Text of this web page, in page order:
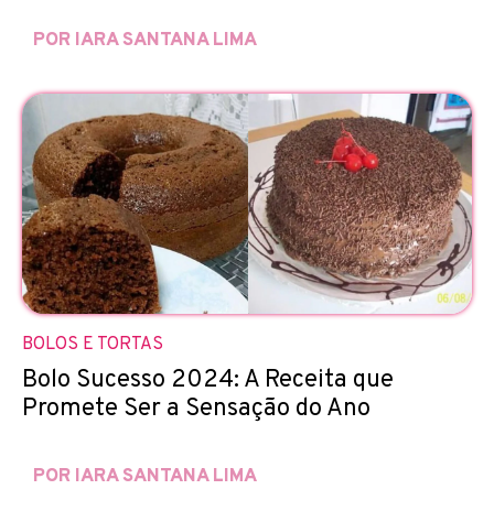
POR IARA SANTANA LIMA
BOLOS E TORTAS
Bolo Sucesso 2024: A Receita que
Promete Ser a Sensação do Ano
POR IARA SANTANA LIMA